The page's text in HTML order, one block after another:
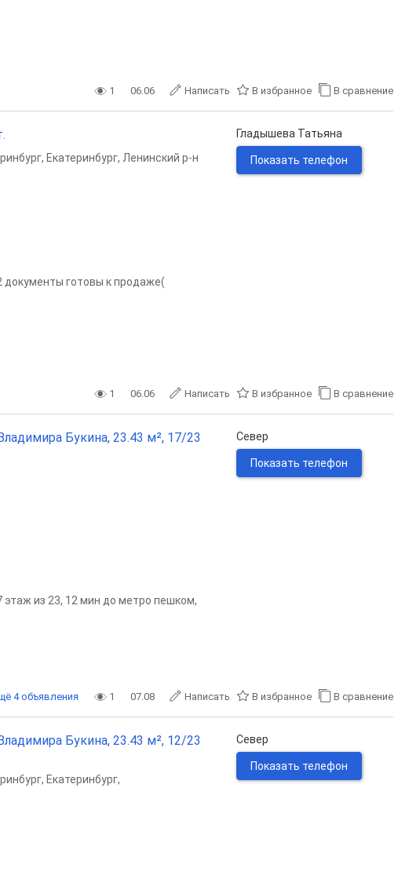
1 06.06 Написать В избранное В сравнение
, Екатеринбург, Ленинский р-н
документы готовы к продаже(
Гладышева Татьяна
Показать телефон
1 06.06 Написать В избранное В сравнение
Букина, 23.43 м², 17/23
этаж из 23, 12 мин до метро пешком,
Север
Показать телефон
1 07.08 Написать В избранное В сравнение
4 объявления
Букина, 23.43 м², 12/23
, Екатеринбург,
Север
Показать телефон